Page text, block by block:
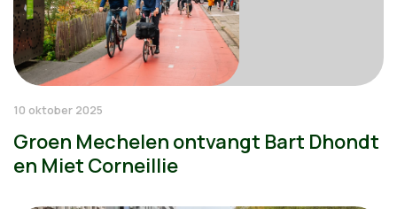
10 oktober 2025
Groen Mechelen ontvangt Bart Dhondt
en Miet Corneillie